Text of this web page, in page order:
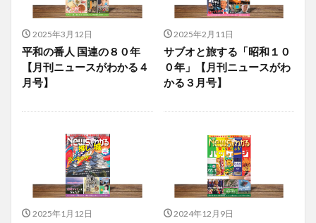
2025年3月12日
平和の番人 国連の８０年
【月刊ニュースがわかる４
月号】
2025年2月11日
サブオと旅する「昭和１０
０年」【月刊ニュースがわ
かる３月号】
2025年1月12日 2024年12月9日